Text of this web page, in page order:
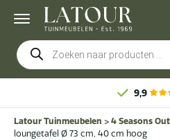
Producten
zoeken
9,9
Latour Tuinmeubelen > 4 Seasons
loungetafel Ø 73 cm, 40 cm hoog